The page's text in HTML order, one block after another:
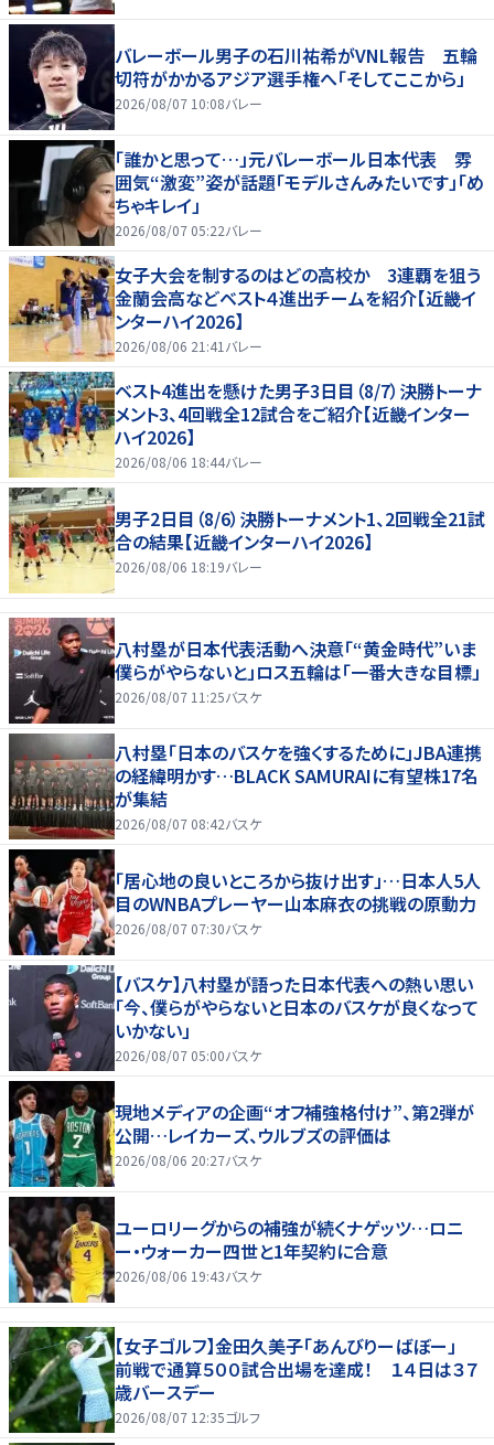
バレーボール男子の石川祐希がVNL報告 五輪
切符がかかるアジア選手権へ「そしてここから」
2026/08/07 10:08バレー
「誰かと思って…」元バレーボール日本代表 雰
囲気“激変”姿が話題「モデルさんみたいです」「め
ちゃキレイ」
2026/08/07 05:22バレー
女子大会を制するのはどの高校か 3連覇を狙う
金蘭会高などベスト４進出チームを紹介【近畿イ
ンターハイ2026】
2026/08/06 21:41 バレー
ベスト4進出を懸けた男子3日目（8/7）決勝トーナ
メント3、4回戦全12試合をご紹介【近畿インター
ハイ2026】
2026/08/06 18:44バレー
男子2日目（8/6）決勝トーナメント1、2回戦全21試
合の結果【近畿インターハイ2026】
2026/08/06 18:19バレー
八村塁が日本代表活動へ決意「“黄金時代”いま
僕らがやらないと」ロス五輪は「一番大きな目標」
2026/08/07 11:25バスケ
八村塁「日本のバスケを強くするために」JBA連携
の経緯明かす…BLACK SAMURAIに有望株17名
が集結
2026/08/07 08:42バスケ
「居心地の良いところから抜け出す」…日本人5人
目のWNBAプレーヤー山本麻衣の挑戦の原動力
2026/08/07 07:30バスケ
【バスケ】八村塁が語った日本代表への熱い思い
「今、僕らがやらないと日本のバスケが良くなって
いかない」
2026/08/07 05:00バスケ
現地メディアの企画“オフ補強格付け”、第2弾が
公開…レイカーズ、ウルブズの評価は
2026/08/06 20:27バスケ
ユーロリーグからの補強が続くナゲッツ…ロニ
ー・ウォーカー四世と1年契約に合意
2026/08/06 19:43バスケ
【女子ゴルフ】金田久美子「あんびりーばぼー」
前戦で通算５００試合出場を達成！ １４日は３７
歳バースデー
2026/08/07 12:35ゴルフ